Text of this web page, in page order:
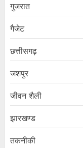
गुजरात
गैजेट
छत्तीसगढ़
जशपुर
जीवन शैली
झारखण्ड
तकनीकी